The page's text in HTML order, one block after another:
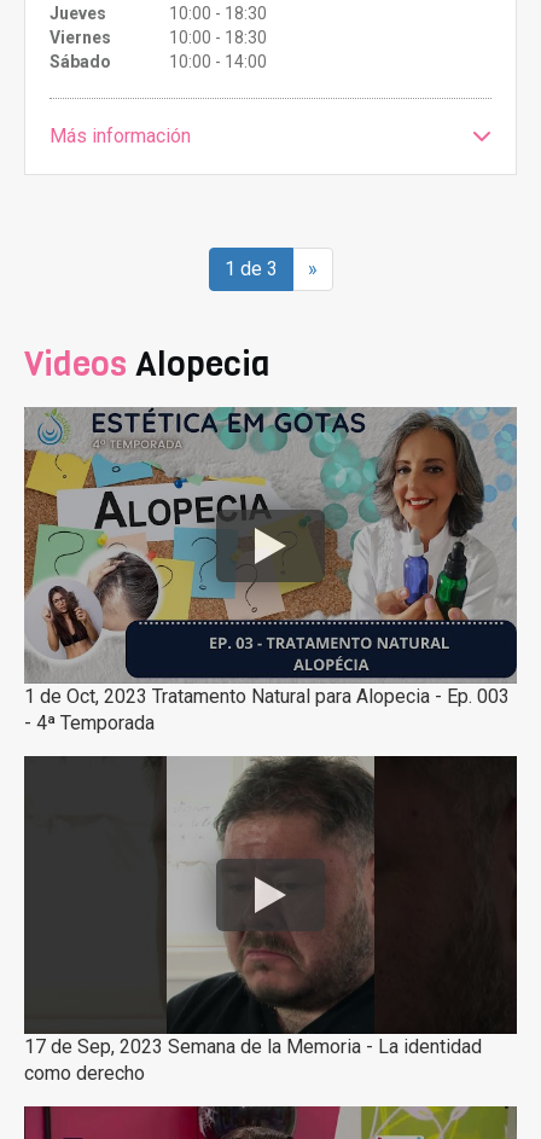
Jueves
10:00 - 18:30
Viernes
10:00 - 18:30
Sábado
10:00 - 14:00
Más información
1 de 3 »
Videos Alopecia
1 de Oct, 2023 Tratamento Natural para Alopecia - Ep. 003
- 4ª Temporada
17 de Sep, 2023 Semana de la Memoria - La identidad
como derecho